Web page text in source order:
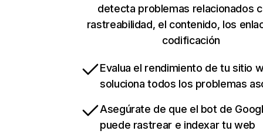
detecta problemas relacionados
rastreabilidad, el contenido, los
codificación
Evalua el rendimiento de tu sitio
soluciona todos los problemas
Asegúrate de que el bot de
puede rastrear e indexar tu web